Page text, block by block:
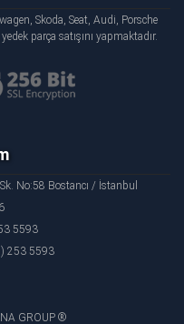
Skoda, Seat, Audi, Porsche
parça satışını yapmaktadır.
No:58 Bostancı / İstanbul
5593
253 5593
GROUP ®